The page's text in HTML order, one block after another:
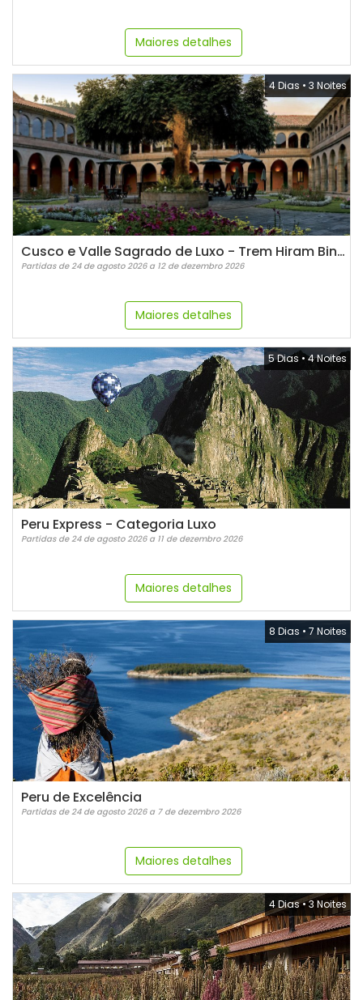
Maiores detalhes
4 Dias • 3 Noites
Cusco e Valle Sagrado de Luxo - Trem Hiram Bingham
Partidas de 24 de agosto 2026 a 12 de dezembro 2026
Maiores detalhes
5 Dias •4 Noites
Peru Express - Categoria Luxo
Partidas de 24 de agosto 2026 a 11 de dezembro 2026
Maiores detalhes
8 Dias • 7 Noites
Peru de Excelência
Partidas de 24 de agosto 2026 a 7 de dezembro 2026
Maiores detalhes
4 Dias•3 Noites